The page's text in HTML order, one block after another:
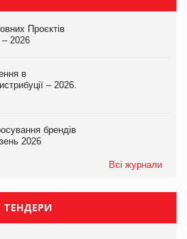
Проєктів
– 2026
в
– 2026.
брендів
2026
Всі журнали
ТЕНДЕРИ